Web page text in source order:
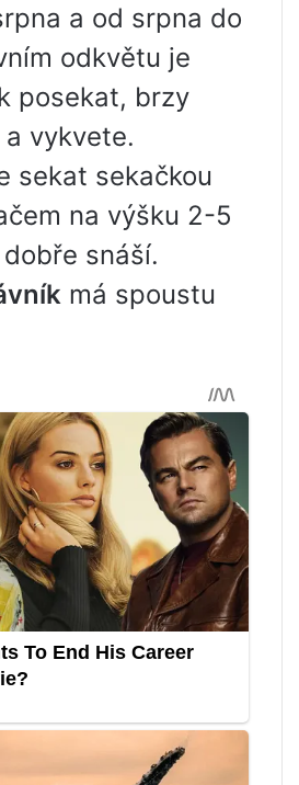
a od srpna do
odkvětu je
posekat, brzy
vykvete.
sekat sekačkou
na výšku 2-5
snáší.
má spoustu